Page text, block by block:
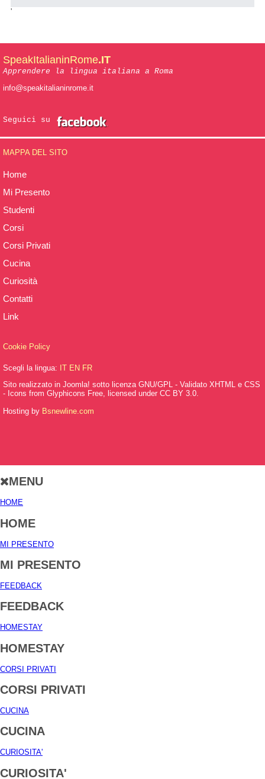
'
SpeakItalianinRome.IT
Apprendere la lingua italiana a Roma
info@speakitalianinrome.it
Seguici su
MAPPA DEL SITO
Home
Mi Presento
Studenti
Corsi
Corsi Privati
Cucina
Curiosità
Contatti
Link
Cookie Policy
Scegli la lingua: IT EN FR
Sito realizzato in Joomla! sotto licenza GNU/GPL - Validato XHTML e CSS
- Icons from Glyphicons Free, licensed under CC BY 3.0.
Hosting by Bsnewline.com
MENU
HOME
HOME
MI PRESENTO
MI PRESENTO
FEEDBACK
FEEDBACK
HOMESTAY
HOMESTAY
CORSI PRIVATI
CORSI PRIVATI
CUCINA
CUCINA
CURIOSITA'
CURIOSITA'